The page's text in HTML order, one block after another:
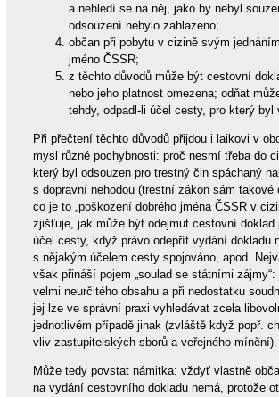
a nehledí se na něj, jako by nebyl
odsouzení nebylo zahlazeno;
občan při pobytu v cizině svým
jméno ČSSR;
z těchto důvodů může být cestovní
nebo jeho platnost omezena; odňat
tehdy, odpadl-li účel cesty, pro který byl
Při přečtení těchto důvodů přijdou i laikovi v
mysl různé pochybnosti: proč nesmí třeba do
který byl odsouzen pro trestný čin spáchaný
s dopravní nehodou (trestní zákon sám takové
co je to „poškození dobrého jména ČSSR v
zjišťuje, jak může být odejmut cestovní doklad
účel cesty, když právo odepřít vydání dokladu
s nějakým účelem cesty spojováno, apod.
však přináší pojem „soulad se státními
velmi neurčitého obsahu a při nedostatku
jej lze ve správní praxi vyhledávat zcela
jednotlivém případě jinak (zvláště když popř.
vliv zastupitelských sborů a veřejného mínění).
Může tedy povstat námitka: vždyť vlastně
na vydání cestovního dokladu nemá, protože